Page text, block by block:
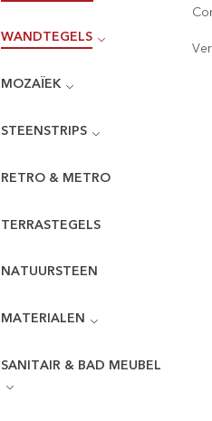
WANDTEGELS
MOZAÏEK
STEENSTRIPS
RETRO & METRO
TERRASTEGELS
NATUURSTEEN
MATERIALEN
SANITAIR & BAD MEUBEL